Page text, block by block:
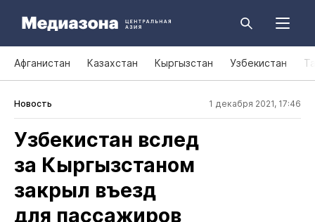
Афганистан Казахстан Кыргызстан Узбекистан
Новость 1 декабря 2021, 17:46
Узбекистан вслед
за Кыргызстаном
закрыл въезд
для пассажиров